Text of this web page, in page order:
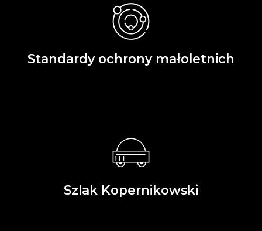
Standardy ochrony małoletnich
Szlak Kopernikowski